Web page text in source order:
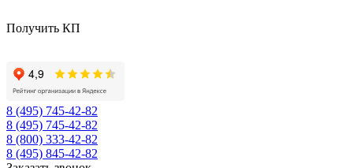
Получить КП
8 (495) 745-42-82
8 (495) 745-42-82
8 (800) 333-42-82
8 (495) 845-42-82